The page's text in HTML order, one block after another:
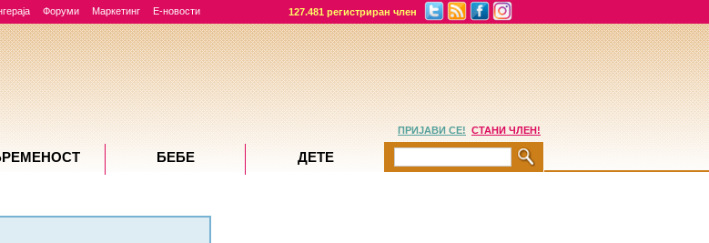
Форуми Маркетинг Е-новости 127.481 регистриран член
ПРИЈАВИ СЕ! СТАНИ ЧЛЕН!
БЕБЕ ДЕТЕ